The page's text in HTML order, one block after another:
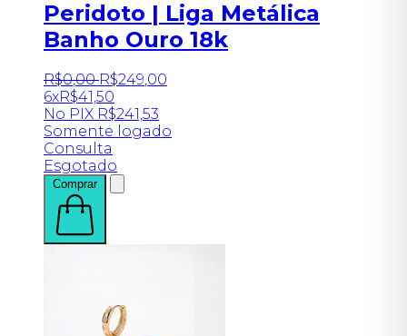
Peridoto | Liga Metálica
Banho Ouro 18k
R$0,00 R$249,00
6xR$41,50
No PIX R$241,53
Somente logado
Consulta
Esgotado
Comprar